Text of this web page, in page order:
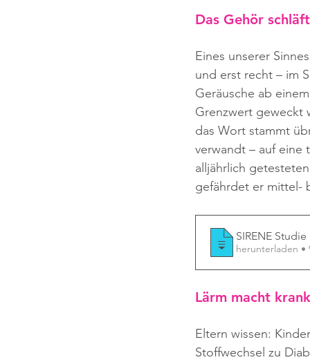
Das Gehör
Eines unserer
und erst recht – im
Geräusche ab
Grenzwert geweckt
das Wort stammt
verwandt – auf eine
alljährlich
gefährdet er mittel-
SIRENE
herunterladen •
Lärm macht krank
Eltern wissen:
Stoffwechsel zu